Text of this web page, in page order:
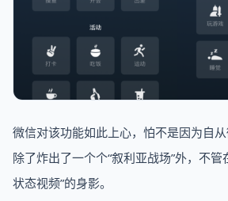
微信对该功能如此上心，怕不是因为自从
除了炸出了一个个“叙利亚战场”外，不管
状态视频”的身影。